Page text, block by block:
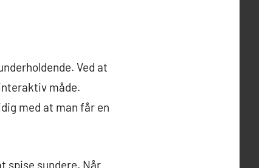
Ved at
måde.
med at man får en
spise sundere. Når